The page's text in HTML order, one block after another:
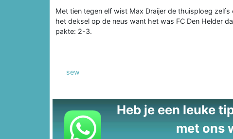
Met tien tegen elf wist Max Draijer de thuisploeg
het deksel op de neus want het was FC Den Helder
pakte: 2-3.
sew
Heb je een leuke
met ons